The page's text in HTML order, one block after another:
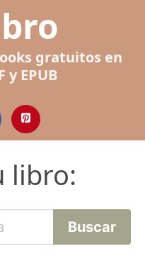
gratuitos en
y EPUB
libro: